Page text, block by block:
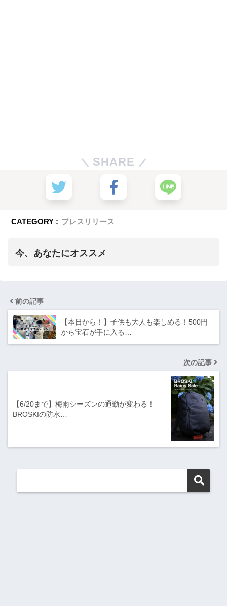
SHARE
CATEGORY : プレスリリース
今、あなたにオススメ
前の記事
【本日から！】子供も大人も楽しめる！500円
から宝石が手に入る…
次の記事
【6/20まで】梅雨シーズンの通勤が変わる！
BROSKIの防水…